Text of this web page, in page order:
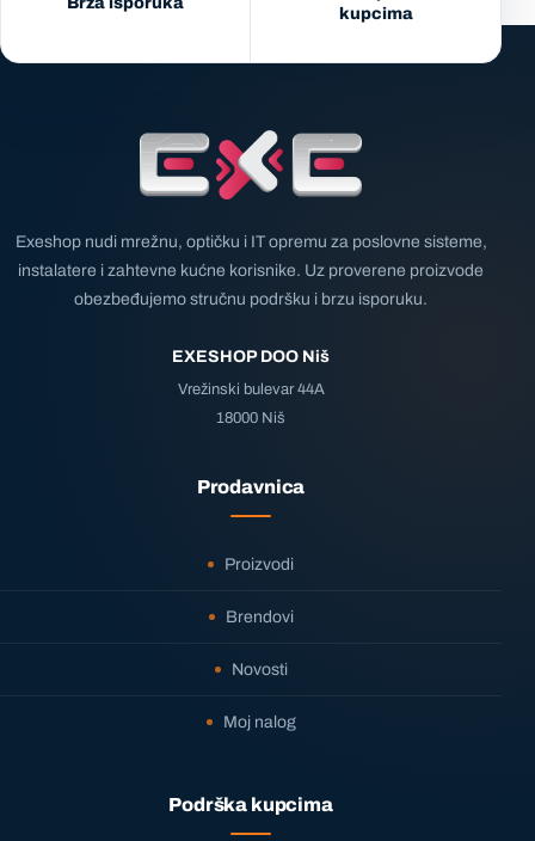
kupcima
Exeshop nudi mrežnu, optičku i IT opremu za poslovne sisteme,
instalatere i zahtevne kućne korisnike. Uz proverene proizvode
obezbeđujemo stručnu podršku i brzu isporuku.
EXESHOP DOO Niš
Vrežinski bulevar 44A
18000 Niš
Prodavnica
Proizvodi
Brendovi
Novosti
Moj nalog
Podrška kupcima